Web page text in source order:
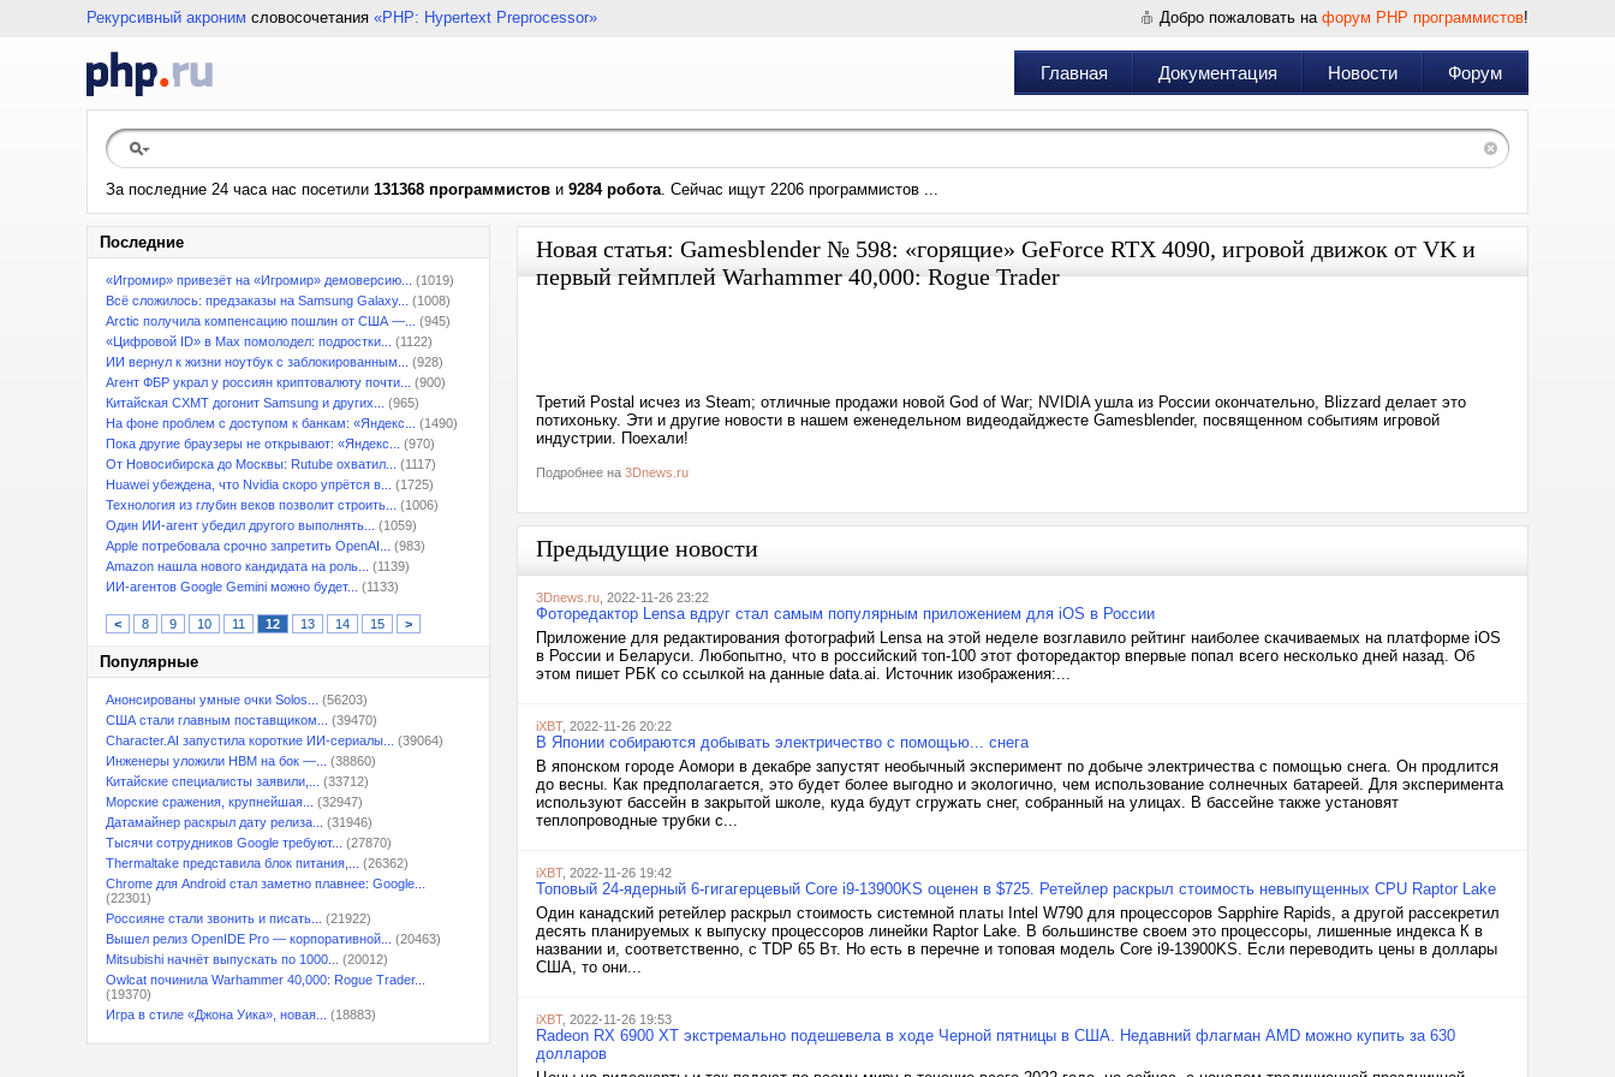
Рекурсивный акроним словосочетания «PHP: Hypertext Preprocessor» Добро пожаловать на форум PHP программистов!
Главная Документация Новости Форум
За последние 24 часа нас посетили 131368 программистов и 9284 робота. Сейчас ищут 2206 программистов ...
Последние
«Игромир» привезёт на «Игромир» демоверсию...
(1019)
Всё сложилось: предзаказы на Samsung Galaxy...
(1008)
Arctic получила компенсацию пошлин от США —...
(945)
«Цифровой ID» в Max помолодел: подростки...
(1122)
ИИ вернул к жизни ноутбук с заблокированным...
(928)
Агент ФБР украл у россиян криптовалюту почти...
(900)
Китайская CXMT догонит Samsung и других...
(965)
На фоне проблем с доступом к банкам: «Яндекс...
(1490)
Пока другие браузеры не открывают: «Яндекс...
(970)
От Новосибирска до Москвы: Rutube охватил...
(1117)
Huawei убеждена, что Nvidia скоро упрётся в...
(1725)
Технология из глубин веков позволит строить...
(1006)
Один ИИ-агент убедил другого выполнять...
(1059)
Apple потребовала срочно запретить OpenAI...
(983)
Amazon нашла нового кандидата на роль...
(1139)
ИИ-агентов Google Gemini можно будет...
(1133)
< 8 9 10 11 12 13 14 15 >
Популярные
Анонсированы умные очки Solos...
(56203)
США стали главным поставщиком...
(39470)
Character.AI запустила короткие ИИ-сериалы...
(39064)
Инженеры уложили HBM на бок —...
(38860)
Китайские специалисты заявили,...
(33712)
Морские сражения, крупнейшая...
(32947)
Датамайнер раскрыл дату релиза...
(31946)
Тысячи сотрудников Google требуют...
(27870)
Thermaltake представила блок питания,...
(26362)
Chrome для Android стал заметно плавнее: Google...
(22301)
Россияне стали звонить и писать...
(21922)
Вышел релиз OpenIDE Pro — корпоративной...
(20463)
Mitsubishi начнёт выпускать по 1000...
(20012)
Owlcat починила Warhammer 40,000: Rogue Trader...
(19370)
Игра в стиле «Джона Уика», новая...
(18883)
Новая статья: Gamesblender № 598: «горящие» GeForce RTX 4090, игровой движок от VK и
первый геймплей Warhammer 40,000: Rogue Trader
Третий Postal исчез из Steam; отличные продажи новой God of War; NVIDIA ушла из России окончательно, Blizzard делает это
потихоньку. Эти и другие новости в нашем еженедельном видеодайджесте Gamesblender, посвященном событиям игровой
индустрии. Поехали!
Подробнее на 3Dnews.ru
Предыдущие новости
3Dnews.ru , 2022-11-26 23:22
Фоторедактор Lensa вдруг стал самым популярным приложением для iOS в России
Приложение для редактирования фотографий Lensa на этой неделе возглавило рейтинг наиболее скачиваемых на платформе iOS
в России и Беларуси. Любопытно, что в российский топ-100 этот фоторедактор впервые попал всего несколько дней назад. Об
этом пишет РБК со ссылкой на данные data.ai. Источник изображения:...
iXBT, 2022-11-26 20:22
В Японии собираются добывать электричество с помощью... снега
В японском городе Аомори в декабре запустят необычный эксперимент по добыче электричества с помощью снега. Он продлится
до весны. Как предполагается, это будет более выгодно и экологично, чем использование солнечных батареей. Для эксперимента
используют бассейн в закрытой школе, куда будут сгружать снег, собранный на улицах. В бассейне также установят
теплопроводные трубки с...
iXBT, 2022-11-26 19:42
Топовый 24-ядерный 6-гигагерцевый Core i9-13900KS оценен в $725. Ретейлер раскрыл стоимость невыпущенных CPU Raptor Lake
Один канадский ретейлер раскрыл стоимость системной платы Intel W790 для процессоров Sapphire Rapids, а другой рассекретил
десять планируемых к выпуску процессоров линейки Raptor Lake. В большинстве своем это процессоры, лишенные индекса К в
названии и, соответственно, с TDP 65 Вт. Но есть в перечне и топовая модель Core i9-13900KS. Если переводить цены в доллары
США, то они...
iXBT, 2022-11-26 19:53
Radeon RX 6900 XT экстремально подешевела в ходе Черной пятницы в США. Недавний флагман AMD можно купить за 630
долларов